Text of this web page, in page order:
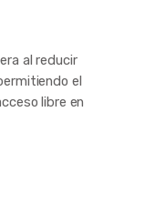
al reducir
el
libre en